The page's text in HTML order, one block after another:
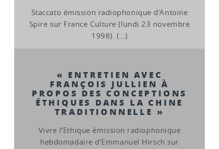
Staccato émission radiophonique d’Antoine
Spire sur France Culture (lundi 23 novembre
1998). (…)
« ENTRETIEN AVEC
FRANÇOIS JULLIEN À
PROPOS DES CONCEPTIONS
ÉTHIQUES DANS LA CHINE
TRADITIONNELLE »
Vivre l’Ethique émission radiophonique
hebdomadaire d’Emmanuel Hirsch sur